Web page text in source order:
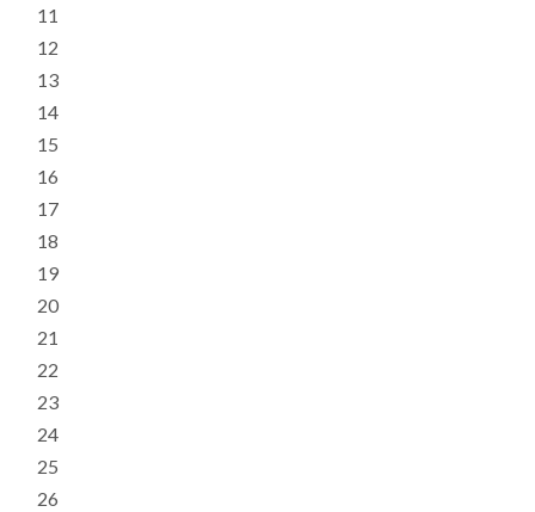
11
12
13
14
15
16
17
18
19
20
21
22
23
24
25
26